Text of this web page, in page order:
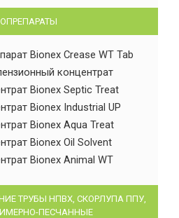
Bionex Crease WT Tab
концентрат
Bionex Septic Treat
Bionex Industrial UP
Bionex Aqua Treat
Bionex Oil Solvent
Bionex Animal WT
ТРУБЫ НПВХ, СКОРЛУПА ППУ,
ПЕСЧАННЫЕ